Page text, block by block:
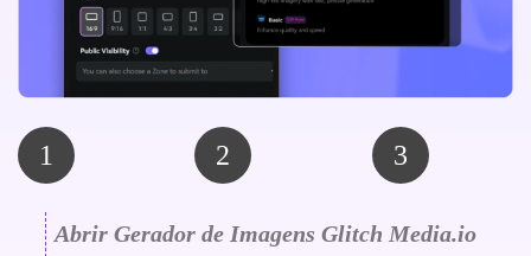
1 2 3
Abrir Gerador de Imagens Glitch Media.io